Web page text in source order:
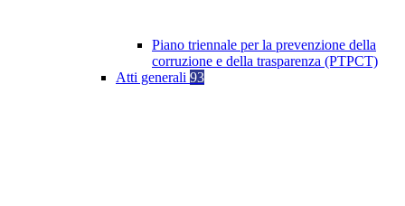
Piano triennale per la prevenzione della
corruzione e della trasparenza (PTPCT)
Atti generali 93